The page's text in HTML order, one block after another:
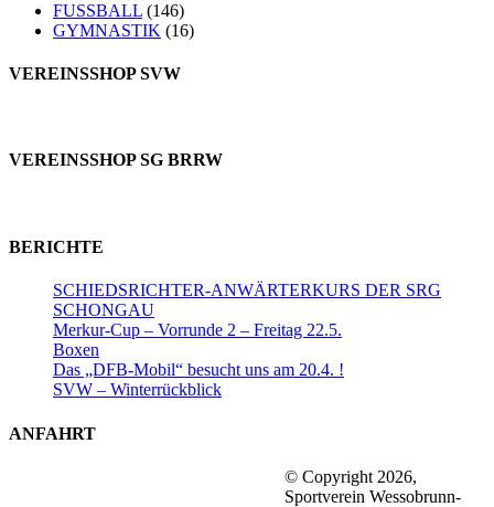
FUSSBALL (146)
GYMNASTIK (16)
VEREINSSHOP SVW
VEREINSSHOP SG BRRW
BERICHTE
SCHIEDSRICHTER-ANWÄRTERKURS DER SRG
SCHONGAU
Merkur-Cup – Vorrunde 2 – Freitag 22.5.
Boxen
Das „DFB-Mobil“ besucht uns am 20.4. !
SVW – Winterrückblick
ANFAHRT
© Copyright 2026,
Sportverein Wessobrunn-